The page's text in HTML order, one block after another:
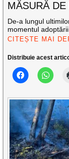
MĂSURĂ
De-a lungul
momentul
CITEȘTE MAI
Distribuie acest